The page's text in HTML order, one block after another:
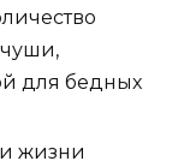
чуши,
для бедных
жизни